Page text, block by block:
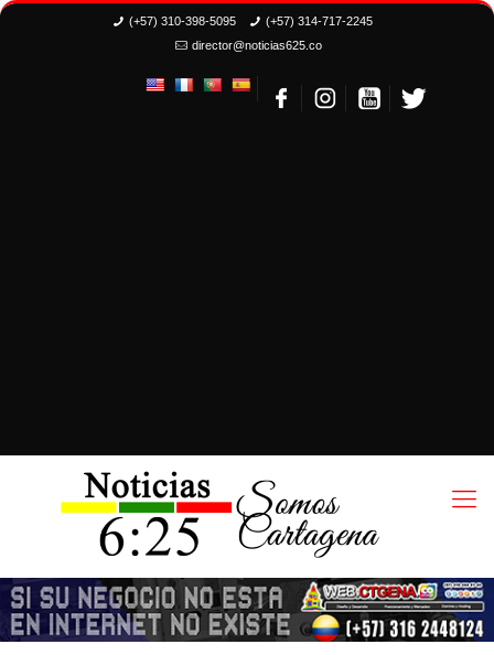
(+57) 310-398-5095
(+57) 314-717-2245
director@noticias625.co